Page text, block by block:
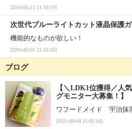
[2016-05-11 21:50:19]
次世代ブルーライトカット液晶保護
機能的なものが欲しい！
[2016-03-01 21:33:15]
ブログ
【＼LDK1位獲得／人
グモニター大募集！】
ワフードメイド 宇治抹
[2021-09-04 21:02:16]